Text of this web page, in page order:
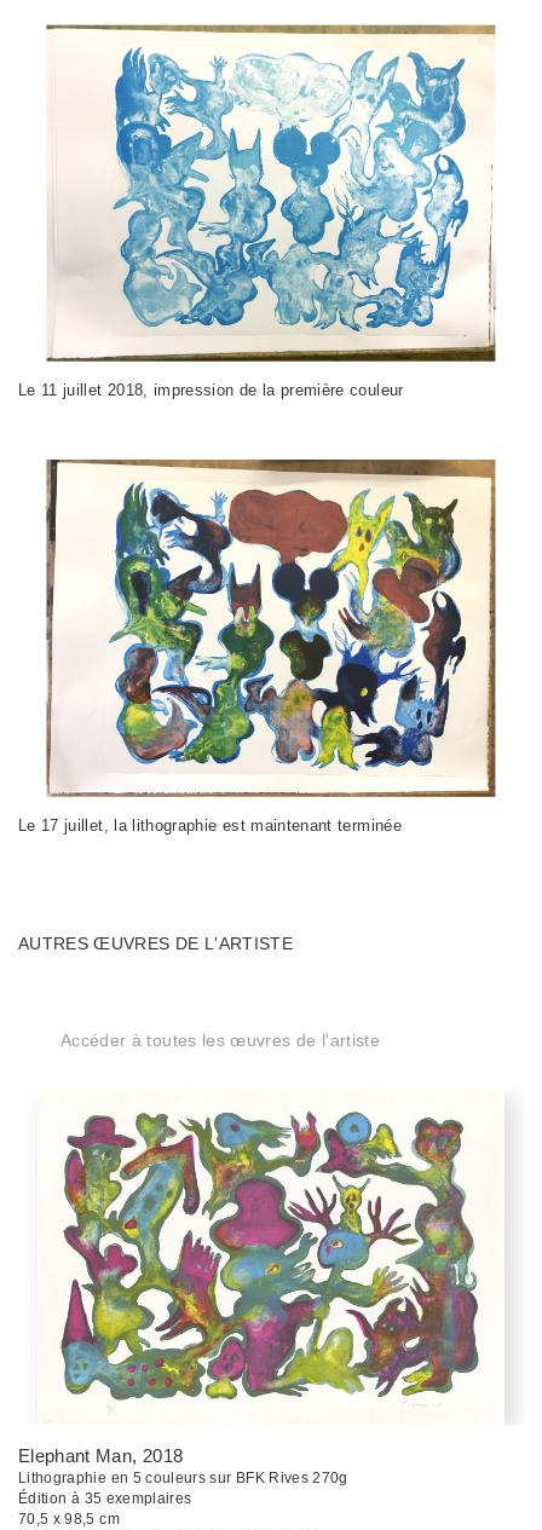
Le 11 juillet 2018, impression de la première couleur
Le 17 juillet, la lithographie est maintenant terminée
AUTRES ŒUVRES DE L'ARTISTE
Accéder à toutes les œuvres de l'artiste
Elephant Man, 2018
Lithographie en 5 couleurs sur BFK Rives 270g
Édition à 35 exemplaires
70,5 x 98,5 cm